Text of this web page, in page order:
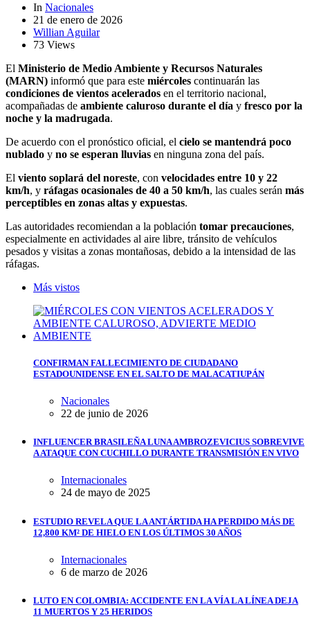
In Nacionales
21 de enero de 2026
Willian Aguilar
73 Views
El Ministerio de Medio Ambiente y Recursos Naturales
(MARN) informó que para este miércoles continuarán las
condiciones de vientos acelerados en el territorio nacional,
acompañadas de ambiente caluroso durante el día y fresco por la
noche y la madrugada.
De acuerdo con el pronóstico oficial, el cielo se mantendrá poco
nublado y no se esperan lluvias en ninguna zona del país.
El viento soplará del noreste, con velocidades entre 10 y 22
km/h, y ráfagas ocasionales de 40 a 50 km/h, las cuales serán más
perceptibles en zonas altas y expuestas.
Las autoridades recomiendan a la población tomar precauciones,
especialmente en actividades al aire libre, tránsito de vehículos
pesados y visitas a zonas montañosas, debido a la intensidad de las
ráfagas.
Más vistos
CONFIRMAN FALLECIMIENTO DE CIUDADANO
ESTADOUNIDENSE EN EL SALTO DE MALACATIUPÁN
Nacionales
22 de junio de 2026
INFLUENCER BRASILEÑA LUNA AMBROZEVICIUS SOBREVIVE
A ATAQUE CON CUCHILLO DURANTE TRANSMISIÓN EN VIVO
Internacionales
24 de mayo de 2025
ESTUDIO REVELA QUE LA ANTÁRTIDA HA PERDIDO MÁS DE
12,800 KM² DE HIELO EN LOS ÚLTIMOS 30 AÑOS
Internacionales
6 de marzo de 2026
LUTO EN COLOMBIA: ACCIDENTE EN LA VÍA LA LÍNEA DEJA
11 MUERTOS Y 25 HERIDOS